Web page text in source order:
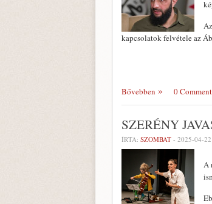
kapcsolatok felvétele az
Bővebben 0
SZERÉNY
ÍRTA: SZOMBAT - 2025-04-22
A